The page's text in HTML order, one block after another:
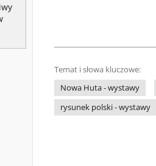
Temat i słowa kluczowe:
Nowa Huta - wystawy
rysunek polski - wystawy